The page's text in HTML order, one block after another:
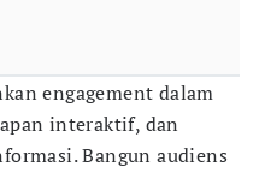
engagement dalam
interaktif, dan
Bangun audiens